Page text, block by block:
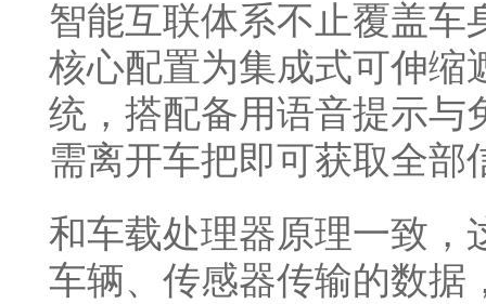
智能互联体系不止覆盖车
核心配置为集成式可伸缩
统，搭配备用语音提示与
需离开车把即可获取全部
和车载处理器原理一致，
车辆、传感器传输的数据